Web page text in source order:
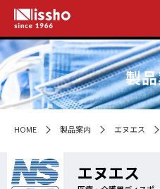
製
HOME 製品案内 エヌエス
エヌエス